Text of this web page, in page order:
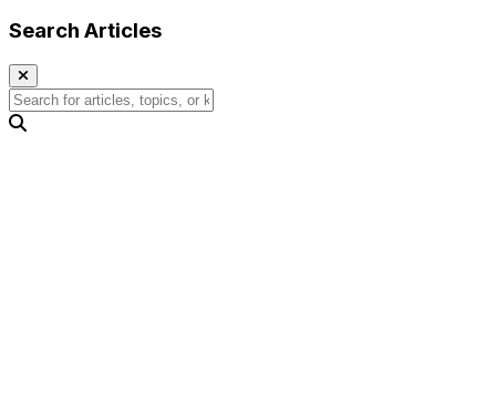
Search Articles